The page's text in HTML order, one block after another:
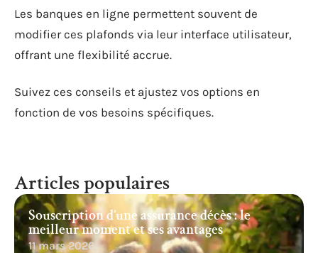
Les banques en ligne permettent souvent de
modifier ces plafonds via leur interface utilisateur,
offrant une flexibilité accrue.
Suivez ces conseils et ajustez vos options en
fonction de vos besoins spécifiques.
Articles populaires
Souscription d’une assurance décès : le
meilleur moment et ses avantages
11 mars 2026